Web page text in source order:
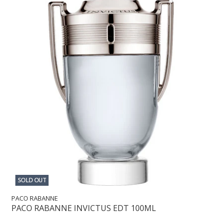
SOLD OUT
PACO RABANNE
PACO RABANNE INVICTUS EDT 100ML